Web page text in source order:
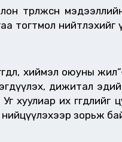
төрөлжсөн
тогтмол
хиймэл оюуны
дижитал
хуулиар их
зорьж